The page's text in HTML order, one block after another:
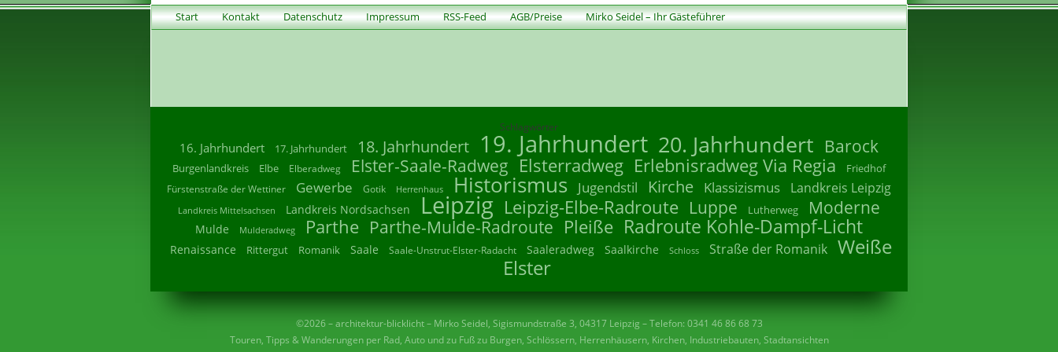
Start Kontakt Datenschutz Impressum RSS-Feed AGB/Preise Mirko Seidel – Ihr Gästeführer
Schlagwörter
16. Jahrhundert 17. Jahrhundert 18. Jahrhundert 19. Jahrhundert 20. Jahrhundert Barock
Burgenlandkreis Elbe Elberadweg Elster-Saale-Radweg Elsterradweg Erlebnisradweg Via Regia Friedhof
Fürstenstraße der Wettiner Gewerbe Gotik Herrenhaus Historismus Jugendstil Kirche Klassizismus Landkreis Leipzig
Landkreis Mittelsachsen Landkreis Nordsachsen Leipzig Leipzig-Elbe-Radroute Luppe Lutherweg Moderne
Mulde Mulderadweg Parthe Parthe-Mulde-Radroute Pleiße Radroute Kohle-Dampf-Licht
Renaissance Rittergut Romanik Saale Saale-Unstrut-Elster-Radacht Saaleradweg Saalkirche Schloss Straße der Romanik Weiße
Elster
©2026 – architektur-blicklicht – Mirko Seidel, Sigismundstraße 3, 04317 Leipzig – Telefon: 0341 46 86 68 73
Touren, Tipps & Wanderungen per Rad, Auto und zu Fuß zu Burgen, Schlössern, Herrenhäusern, Kirchen, Industriebauten, Stadtansichten